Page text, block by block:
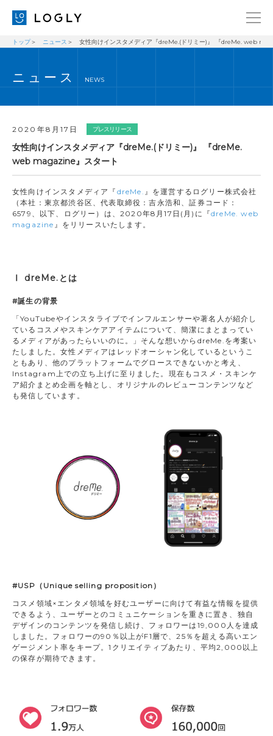
経営理念
ブログ
事業内容
採用情報
IR
トップ ニュース 女性向けインスタメディア『dreMe.(ドリミー)』 『dreMe. web
ニュース NEWS
2020年8月17日 プレスリリース
女性向けインスタメディア『dreMe.(ドリミー)』 『dreMe.
web magazine』スタート
女性向けインスタメディア『 dreMe. 』を運営するログリー株式会社
（本社：東京都渋谷区、代表取締役：吉永浩和、証券コード：
6579、以下、ログリー）は、2020年8月17日(月)に『dreMe. web
magazine 』をリリースいたします。
Ⅰ dreMe.とは
#誕生の背景
「YouTubeやインスタライブでインフルエンサーや著名人が紹介し
ているコスメやスキンケアアイテムについて、簡潔にまとまってい
るメディアがあったらいいのに。」そんな想いからdreMe.を考案い
たしました。女性メディアはレッドオーシャン化しているというこ
ともあり、他のプラットフォームでグロースできないかと考え、
Instagram上での立ち上げに至りました。現在もコスメ・スキンケ
ア紹介まとめ企画を軸とし、オリジナルのレビューコンテンツなど
も発信しています。
#USP（Unique selling proposition）
コスメ領域×エンタメ領域を好むユーザーに向けて有益な情報を提供
できるよう、ユーザーとのコミュニケーションを重きに置き、独自
デザインのコンテンツを発信し続け、フォロワーは19,000人を達成
しました。フォロワーの90％以上がF1層で、25％を超える高いエン
ゲージメント率をキープ。1クリエイティブあたり、平均2,000以上
の保存が期待できます。